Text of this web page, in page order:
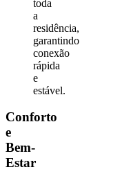
toda
a
residência,
garantindo
conexão
rápida
e
estável.
Conforto
e
Bem-
Estar